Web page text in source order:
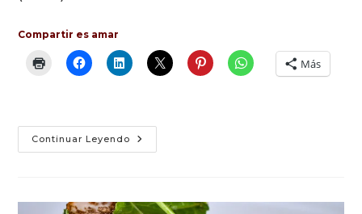
Compartir es amar
Más
Continuar Leyendo Frittata